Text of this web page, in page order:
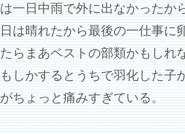
は一日中雨で外に出なかったか
日は晴れたから最後の一仕事
たらまあベストの部類かもしれ
もしかするとうちで羽化した子
がちょっと痛みすぎている。